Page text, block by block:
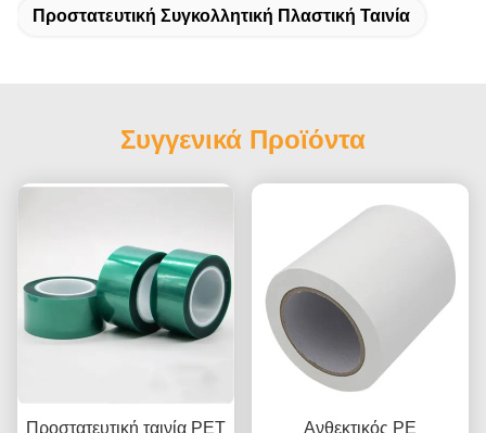
Προστατευτική Συγκολλητική Πλαστική Ταινία
Συγγενικά Προϊόντα
Προστατευτική ταινία PET
Ανθεκτικός PE